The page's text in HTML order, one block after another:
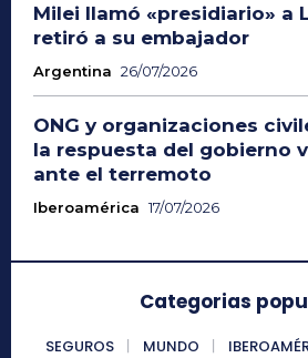
Milei llamó «presidiario» a
retiró a su embajador
Argentina 26/07/2026
ONG y organizaciones
la respuesta del gobierno
ante el terremoto
Iberoamérica 17/07/2026
Categorias
SEGUROS MUNDO